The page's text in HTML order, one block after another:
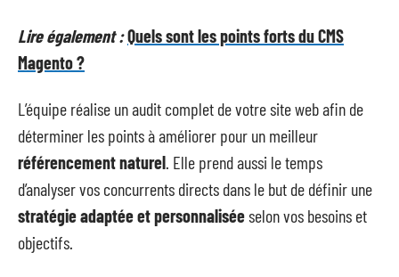
Lire également :Quels sont les points forts du CMS
Magento ?
L’équipe réalise un audit complet de votre site web afin de
déterminer les points à améliorer pour un meilleur
référencement naturel. Elle prend aussi le temps
d’analyser vos concurrents directs dans le but de définir une
stratégie adaptée et personnaliséeselon vos besoins et
objectifs.